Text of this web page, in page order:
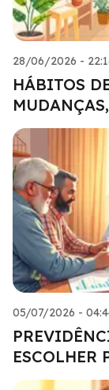
28/06/2026 -
HÁBITOS
05/07/2026 -
ESCOLHER